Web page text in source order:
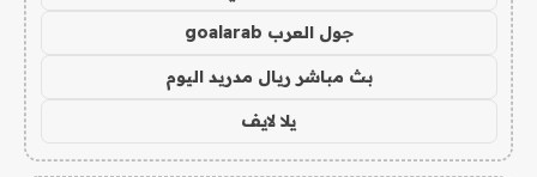
جول العرب goalarab
بث مباشر ريال مدريد اليوم
يلا لايف